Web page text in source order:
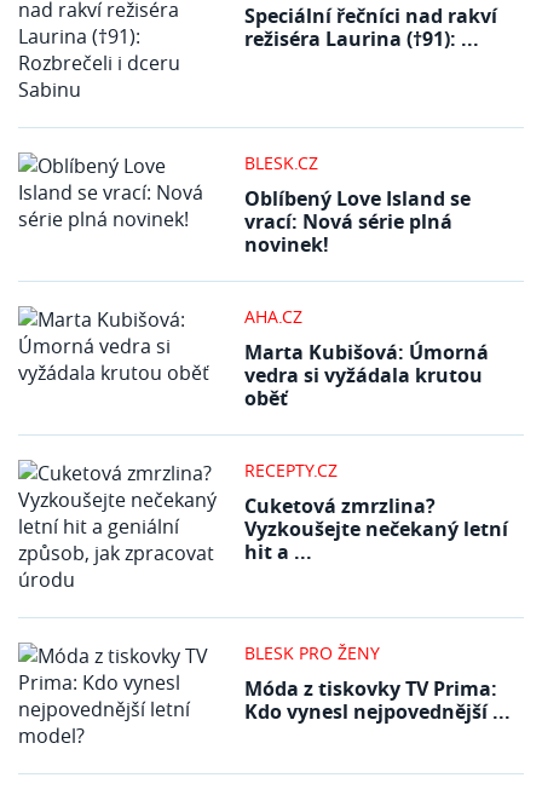
Speciální řečníci nad rakví
režiséra Laurina (†91): ...
BLESK.CZ
Oblíbený Love Island se
vrací: Nová série plná
novinek!
AHA.CZ
Marta Kubišová: Úmorná
vedra si vyžádala krutou
oběť
RECEPTY.CZ
Cuketová zmrzlina?
Vyzkoušejte nečekaný letní
hit a ...
BLESK PRO ŽENY
Móda z tiskovky TV Prima:
Kdo vynesl nejpovednější ...